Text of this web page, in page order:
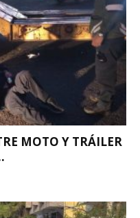
MOTO Y TRÁILER